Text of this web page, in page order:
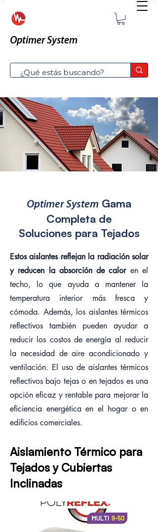
Optimer System
Optimer System Gama
Completa de
Soluciones para Tejados
Estos aislantes reflejan la radiación solar
y reducen la absorción de caloren el
techo, lo que ayuda a mantener la
temperatura interior más fresca y
cómoda. Además, los aislantes térmicos
reflectivos también pueden ayudar a
reducir los costos de energía al reducir
la necesidad de aire acondicionado y
ventilación. El uso de aislantes térmicos
reflectivos bajo tejas o en tejados es una
opción eficaz y rentable para mejorar la
eficiencia energética en el hogar o en
edificios comerciales.
Aislamiento Térmico para
Tejados y Cubiertas
Inclinadas